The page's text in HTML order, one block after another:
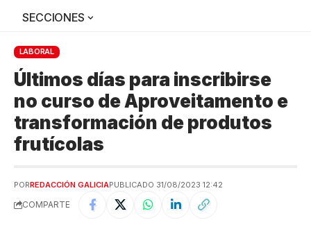
SECCIONES
LABORAL
Últimos días para inscribirse
no curso de Aproveitamento e
transformación de produtos
frutícolas
PORREDACCIÓN GALICIAPUBLICADO 31/08/2023 12:42
COMPARTE